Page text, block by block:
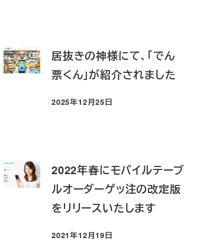
居抜きの神様にて、「でん
票くん」が紹介されました
投稿日
2025年12月25日
2022年春にモバイルテーブ
ルオーダーゲッ注の改定版
をリリースいたします
投稿日
2021年12月19日